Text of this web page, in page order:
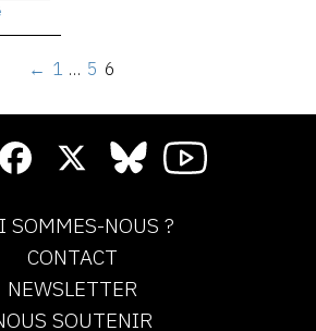
← 1 … 5 6
SOMMES-NOUS ?
CONTACT
NEWSLETTER
SOUTENIR